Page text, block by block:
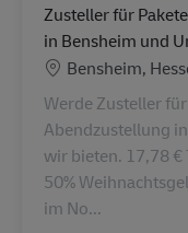
Zusteller für
in Bensheim und
Location
Bensheim,
Werde Zusteller
Abendzustellung
wir bieten. 17,78
50%
im No...